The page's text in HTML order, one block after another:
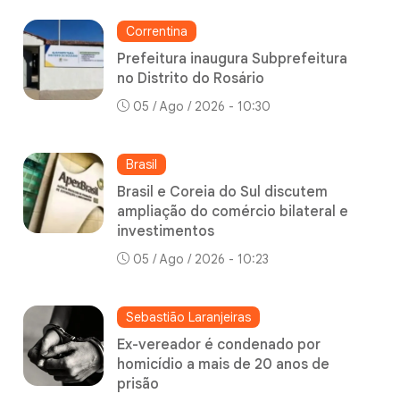
Correntina
Prefeitura inaugura Subprefeitura
no Distrito do Rosário
05 / Ago / 2026 - 10:30
Brasil
Brasil e Coreia do Sul discutem
ampliação do comércio bilateral e
investimentos
05 / Ago / 2026 - 10:23
Sebastião Laranjeiras
Ex-vereador é condenado por
homicídio a mais de 20 anos de
prisão